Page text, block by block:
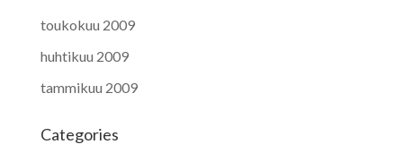
toukokuu 2009
huhtikuu 2009
tammikuu 2009
Categories